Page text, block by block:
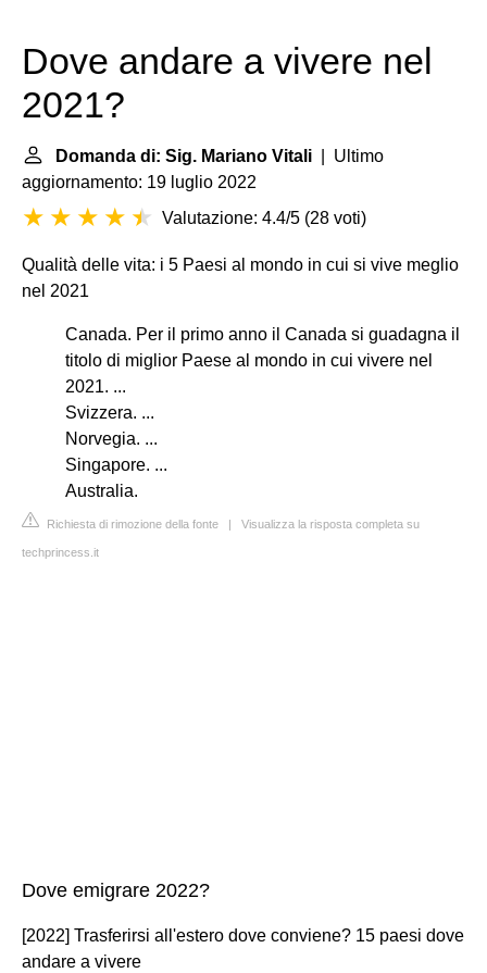
Dove andare a vivere nel
2021?
Domanda di: Sig. Mariano Vitali | Ultimo
aggiornamento: 19 luglio 2022
Valutazione: 4.4/5 (28 voti)
Qualità delle vita: i 5 Paesi al mondo in cui si vive meglio
nel 2021
Canada. Per il primo anno il Canada si guadagna il
titolo di miglior Paese al mondo in cui vivere nel
2021. ...
Svizzera. ...
Norvegia. ...
Singapore. ...
Australia.
Richiesta di rimozione della fonte | Visualizza la risposta completa su
techprincess.it
Dove emigrare 2022?
[2022] Trasferirsi all'estero dove conviene? 15 paesi dove
andare a vivere